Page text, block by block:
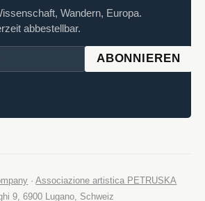
Wandern, Europa.
abbestellbar.
ABONNIEREN
·Associazione artistica PETRUSKA
9, 6900 Lugano, Schweiz